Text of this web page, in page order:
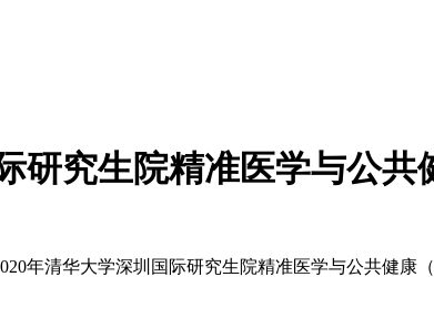
研究生院精准医学与公
清华大学深圳国际研究生院精准医学与公共健康（